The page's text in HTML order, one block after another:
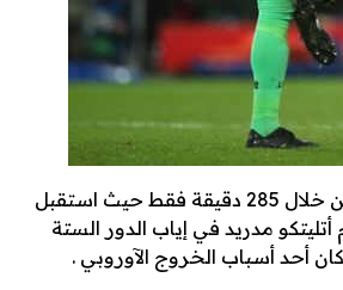
هاي كورة – فعل أدريان مافعله اليسون في 1620 دقيقة ولكن خلال 285 دقيقة فقط حيث استقبل
مدريد في إياب الدور الستة
أحد أسباب الخروج الآوروبي .